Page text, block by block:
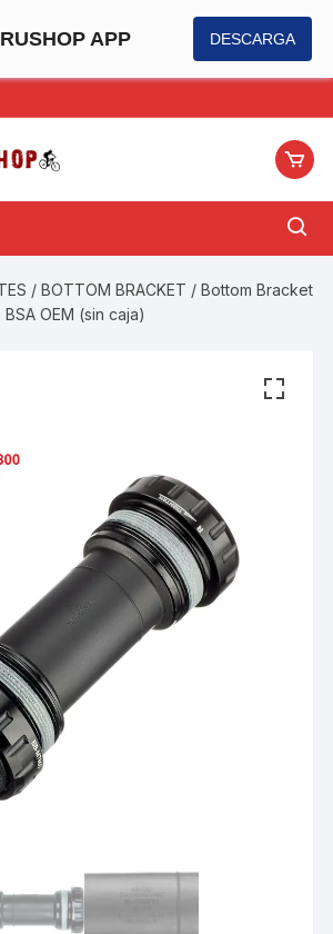
APP DESCARGA
/BOTTOM BRACKET / Bottom Bracket
OEM (sin caja)